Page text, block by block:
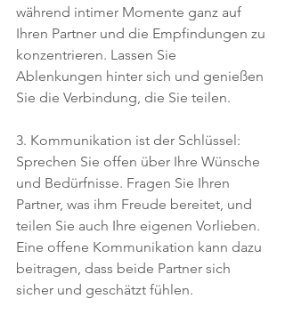
während intimer Momente ganz auf
Ihren Partner und die Empfindungen zu
konzentrieren. Lassen Sie
Ablenkungen hinter sich und genießen
Sie die Verbindung, die Sie teilen.
3. Kommunikation ist der Schlüssel:
Sprechen Sie offen über Ihre Wünsche
und Bedürfnisse. Fragen Sie Ihren
Partner, was ihm Freude bereitet, und
teilen Sie auch Ihre eigenen Vorlieben.
Eine offene Kommunikation kann dazu
beitragen, dass beide Partner sich
sicher und geschätzt fühlen.